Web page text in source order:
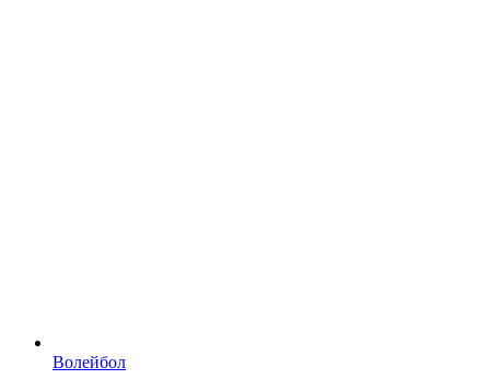
Волейбол